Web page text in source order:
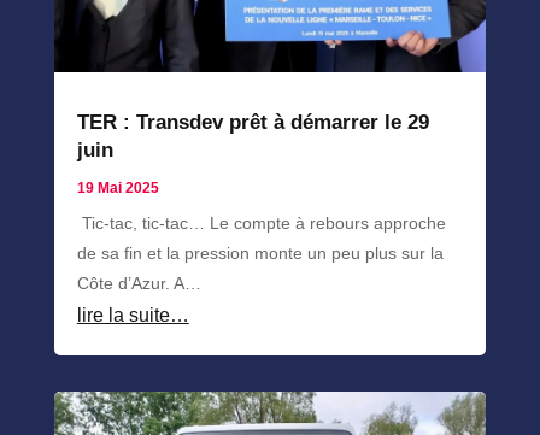
TER : Transdev prêt à démarrer le 29
juin
19 Mai 2025
Tic-tac, tic-tac… Le compte à rebours approche
de sa fin et la pression monte un peu plus sur la
Côte d’Azur. A…
lire la suite…